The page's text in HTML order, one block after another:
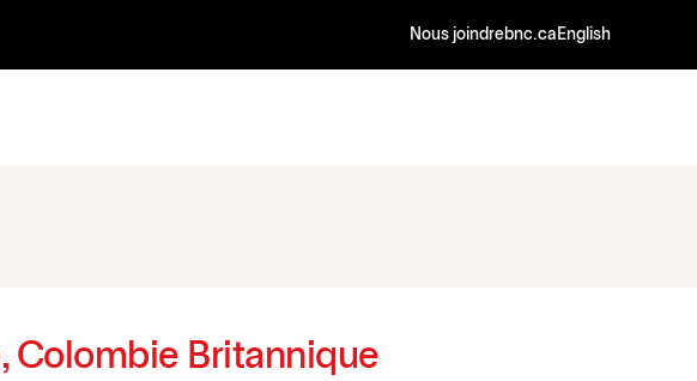
Nous joindrebnc.ca English
Colombie Britannique